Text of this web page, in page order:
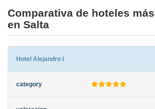
Comparativa de hoteles
en Salta
Hotel Alejandro I